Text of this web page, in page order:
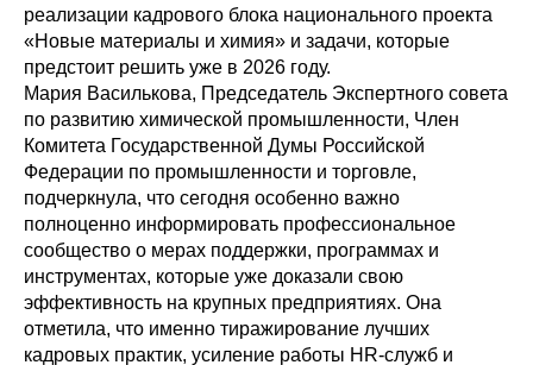
реализации кадрового блока национального проекта
«Новые материалы и химия» и задачи, которые
предстоит решить уже в 2026 году.
Мария Василькова, Председатель Экспертного совета
по развитию химической промышленности, Член
Комитета Государственной Думы Российской
Федерации по промышленности и торговле,
подчеркнула, что сегодня особенно важно
полноценно информировать профессиональное
сообщество о мерах поддержки, программах и
инструментах, которые уже доказали свою
эффективность на крупных предприятиях. Она
отметила, что именно тиражирование лучших
кадровых практик, усиление работы HR-служб и